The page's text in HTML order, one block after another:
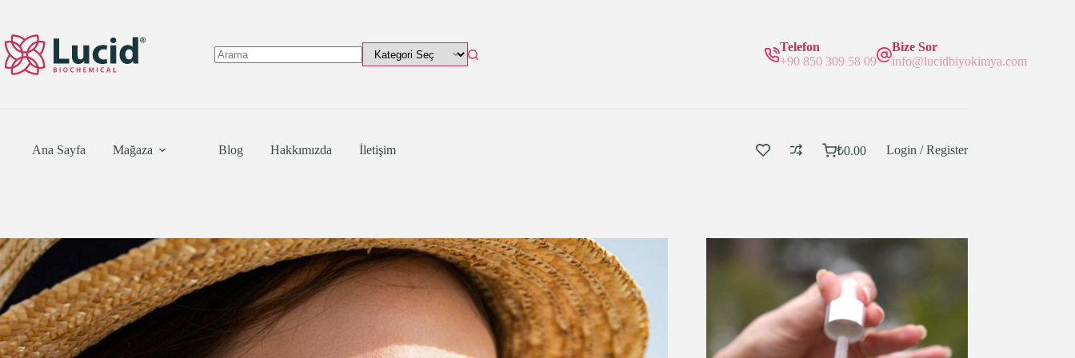
content
Telefon
+90 850 309 58 09
Bize Sor
info@lucidbiyokimya.com
Ana Sayfa Mağaza Blog Hakkımızda İletişim Sepetim
₺0.00 Login / Register